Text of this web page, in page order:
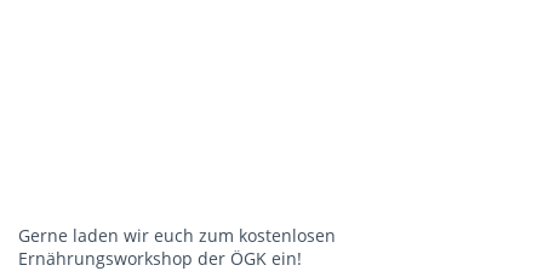
Gerne laden wir euch zum kostenlosen
Ernährungsworkshop der ÖGK ein!